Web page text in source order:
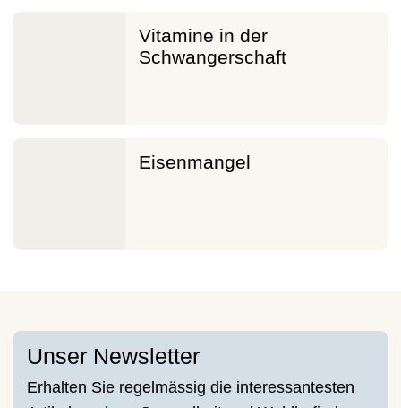
Vitamine in der
Schwangerschaft
Eisenmangel
Unser Newsletter
Erhalten Sie regelmässig die interessantesten